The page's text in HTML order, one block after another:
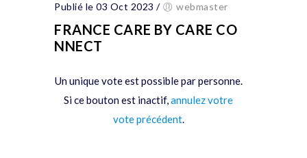
Publié le 03 Oct 2023 / webmaster
FRANCE CARE BY CARE CO
NNECT
Un unique vote est possible par personne.
Si ce bouton est inactif,annulez votre
vote précédent.